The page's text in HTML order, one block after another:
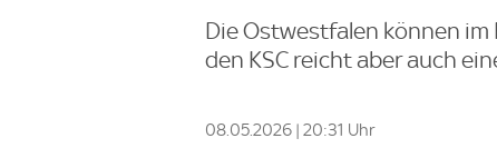
Die Ostwestfalen können im
den KSC reicht aber auch
08.05.2026 | 20:31 Uhr